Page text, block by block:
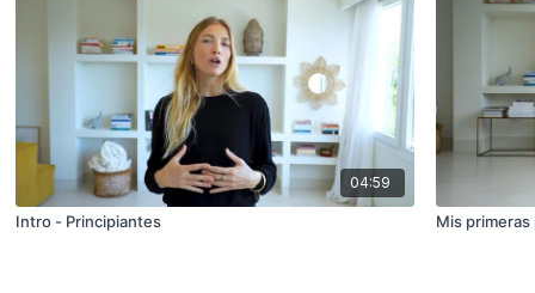
04:59
Intro - Principiantes Mis